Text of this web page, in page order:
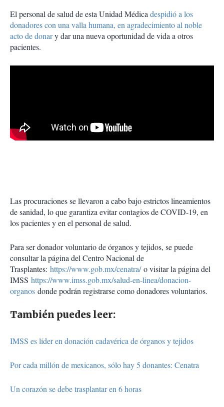
El personal de salud de esta Unidad Médica despidió a los
donadores con una valla humana, en agradecimiento al noble
acto de donary dar una nueva oportunidad de vida a otros
pacientes.
Las procuraciones se llevaron a cabo bajo estrictos lineamientos
de sanidad, lo que garantiza evitar contagios de COVID-19, en
los pacientes y en el personal de salud.
Para ser donador voluntario de órganos y tejidos, se puede
consultar la página del Centro Nacional de
Trasplantes: https://www.gob.mx/cenatra/o visitar la página del
IMSS https://www.imss.gob.mx/salud-en-linea/donacion-
organos donde podrán registrarse como donadores voluntarios.
También puedes leer:
IMSS es líder en donación cadavérica de órganos y tejidos
Por cada millón de mexicanos, sólo hay 5 donantes: Cenatra
Un corazón se debe trasplantar en 6 horas